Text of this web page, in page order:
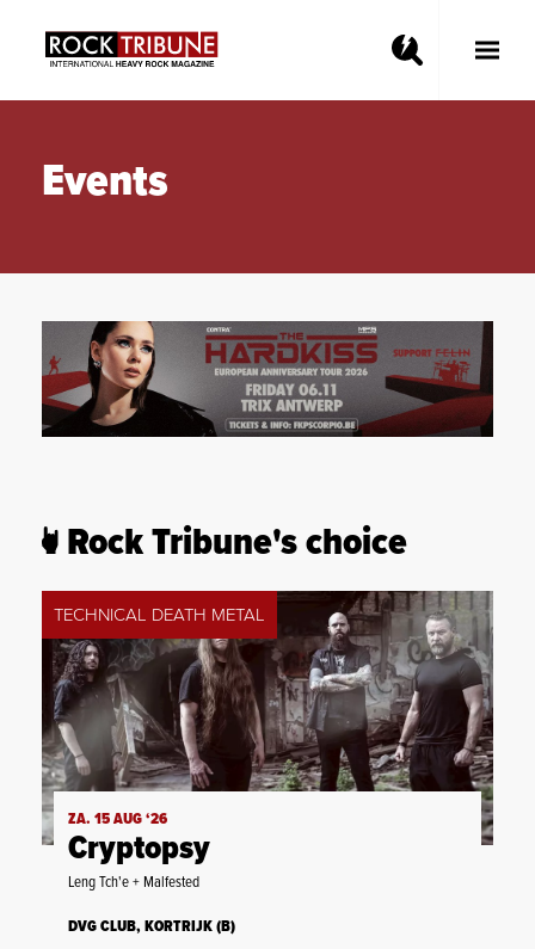
Toggle
Events
Rock Tribune's choice
TECHNICAL DEATH METAL
ZA. 15 AUG ‘26
Cryptopsy
Leng Tch'e + Malfested
DVG CLUB, KORTRIJK (B)